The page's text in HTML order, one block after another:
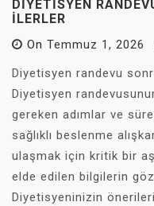
DIYETISYEN
İLERLER
On Temmuz 1, 2026
Diyetisyen randevu
Diyetisyen
gereken adımlar ve
sağlıklı beslenme
ulaşmak için kritik bir
elde edilen bilgilerin
Diyetisyeninizin